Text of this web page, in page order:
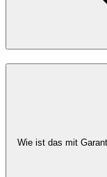
Wie ist das mit